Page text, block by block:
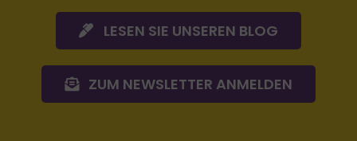
LESEN SIE UNSEREN BLOG
ZUM NEWSLETTER ANMELDEN